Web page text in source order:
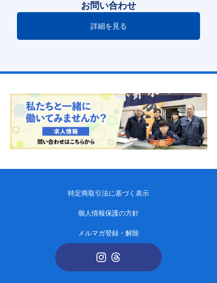
お問い合わせ
詳細を見る
特定商取引法に基づく表示
個人情報保護の方針
メルマガ登録・解除